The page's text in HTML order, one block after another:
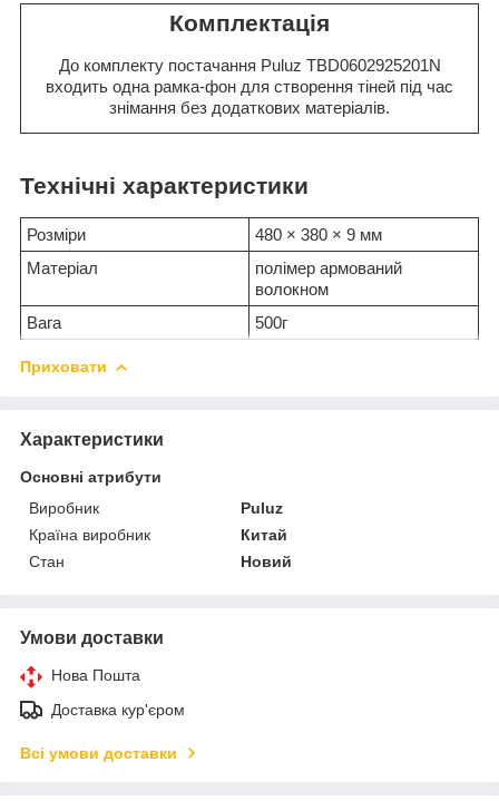
Комплектація
До комплекту постачання Puluz TBD0602925201N
входить одна рамка-фон для створення тіней під час
знімання без додаткових матеріалів.
Технічні характеристики
Розміри
480 × 380 × 9 мм
Матеріал
полімер армований
волокном
Вага
500г
Приховати
Характеристики
Основні атрибути
Виробник
Puluz
Країна виробник
Китай
Стан
Новий
Умови доставки
Нова Пошта
Доставка кур'єром
Всі умови доставки